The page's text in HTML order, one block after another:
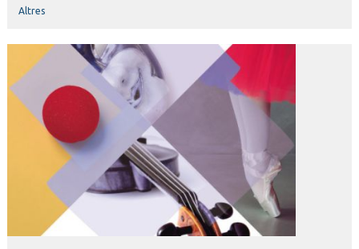
Altres